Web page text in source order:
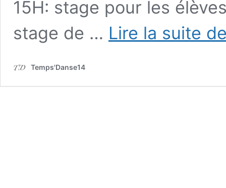
15H: stage pour les
stage de … Lire la suite
Temps'Danse14